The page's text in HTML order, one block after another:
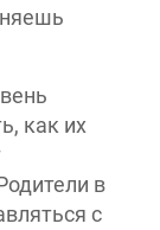
как их
в
с